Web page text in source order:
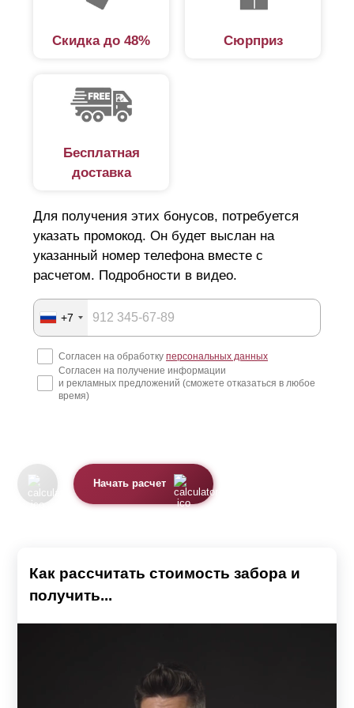
дизайнерский аспект и не является обязательным,
ограждения будет иметь эстетическое значение.
Скидка до 48% Сюрприз
Бесплатная
доставка
Для получения этих бонусов, потребуется
указать промокод. Он будет выслан на
указанный номер телефона вместе с
расчетом. Подробности в видео.
+7
Согласен на обработку персональных данных
Согласен на получение информации
и рекламных предложений (сможете отказаться в любое
время)
Начать расчет
Как рассчитать стоимость забора и
получить...